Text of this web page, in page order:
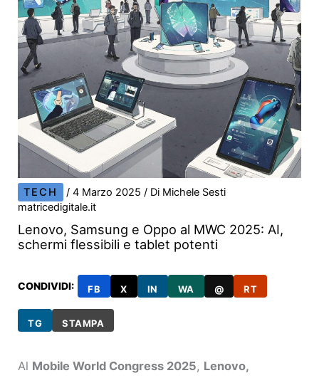
TECH /4 Marzo 2025/ Di Michele Sesti
matricedigitale.it
Lenovo, Samsung e Oppo al MWC 2025: AI,
schermi flessibili e tablet potenti
CONDIVIDI: FB X IN WA @ RT
TG STAMPA
Al Mobile World Congress 2025, Lenovo,